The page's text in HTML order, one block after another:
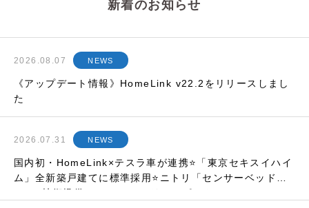
新着のお知らせ
2026.08.07 NEWS
《アップデート情報》HomeLink v22.2をリリースしまし
た
2026.07.31 NEWS
国内初・HomeLink×テスラ車が連携⭐「東京セキスイハイ
ム」全新築戸建てに標準採用⭐ニトリ「センサーベッド」
にIoT技術提供⭐etc…マンスリーレポート